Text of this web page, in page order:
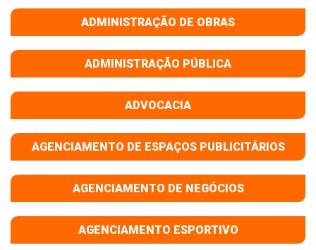
ADMINISTRAÇÃO DE OBRAS
ADMINISTRAÇÃO PÚBLICA
ADVOCACIA
AGENCIAMENTO DE ESPAÇOS PUBLICITÁRIOS
AGENCIAMENTO DE NEGÓCIOS
AGENCIAMENTO ESPORTIVO